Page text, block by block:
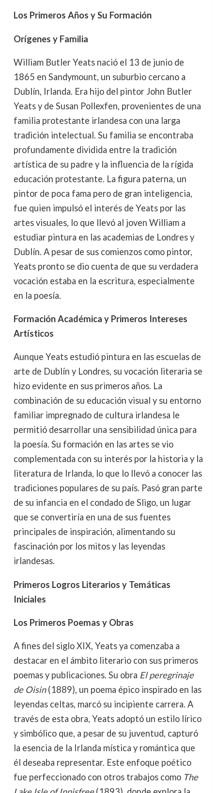
Los Primeros Años y Su Formación
Orígenes y Familia
William Butler Yeats nació el 13 de junio de
1865 en Sandymount, un suburbio cercano a
Dublín, Irlanda. Era hijo del pintor John Butler
Yeats y de Susan Pollexfen, provenientes de una
familia protestante irlandesa con una larga
tradición intelectual. Su familia se encontraba
profundamente dividida entre la tradición
artística de su padre y la influencia de la rígida
educación protestante. La figura paterna, un
pintor de poca fama pero de gran inteligencia,
fue quien impulsó el interés de Yeats por las
artes visuales, lo que llevó al joven William a
estudiar pintura en las academias de Londres y
Dublín. A pesar de sus comienzos como pintor,
Yeats pronto se dio cuenta de que su verdadera
vocación estaba en la escritura, especialmente
en la poesía.
Formación Académica y Primeros Intereses
Artísticos
Aunque Yeats estudió pintura en las escuelas de
arte de Dublín y Londres, su vocación literaria se
hizo evidente en sus primeros años. La
combinación de su educación visual y su entorno
familiar impregnado de cultura irlandesa le
permitió desarrollar una sensibilidad única para
la poesía. Su formación en las artes se vio
complementada con su interés por la historia y la
literatura de Irlanda, lo que lo llevó a conocer las
tradiciones populares de su país. Pasó gran parte
de su infancia en el condado de Sligo, un lugar
que se convertiría en una de sus fuentes
principales de inspiración, alimentando su
fascinación por los mitos y las leyendas
irlandesas.
Primeros Logros Literarios y Temáticas
Iniciales
Los Primeros Poemas y Obras
A fines del siglo XIX, Yeats ya comenzaba a
destacar en el ámbito literario con sus primeros
poemas y publicaciones. Su obra El peregrinaje
de Oisin(1889), un poema épico inspirado en las
leyendas celtas, marcó su incipiente carrera. A
través de esta obra, Yeats adoptó un estilo lírico
y simbólico que, a pesar de su juventud, capturó
la esencia de la Irlanda mística y romántica que
él deseaba representar. Este enfoque poético
fue perfeccionado con otros trabajos como The